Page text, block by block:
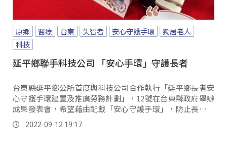
原鄉 醫療 台東 失智者 安心守護手環
獨居老人
科技
延平鄉聯手科技公司 「安心手環」守護長者
台東縣延平鄉公所首度與科技公司合作執行「延平鄉長者安
心守護手環建置及推廣勞務計劃」，12號在台東縣政府舉辦
成果發表會，希望藉由配戴「安心守護手環」，防止長者外
出走失發生意外，同時減輕家屬的負擔。
2022-09-12 19:17